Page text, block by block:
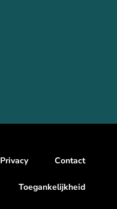
Privacy Contact
Toegankelijkheid